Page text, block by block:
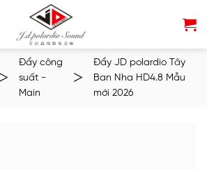
>
Đẩy công
suất -
Main
>
Đẩy JD polardio Tây
Ban Nha HD4.8 Mẫu
mới 2026